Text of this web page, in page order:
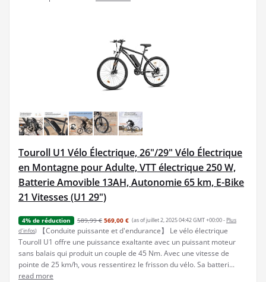
Touroll U1 Vélo Électrique, 26"/29" Vélo Électrique
en Montagne pour Adulte, VTT électrique 250 W,
Batterie Amovible 13AH, Autonomie 65 km, E-Bike
21 Vitesses (U1 29")
4% de réduction 589,99 € 569,00 € (as of juillet 2, 2025 04:42 GMT +00:00 - Plus
d’infos)
【Conduite puissante et d'endurance】 Le vélo électrique
Touroll U1 offre une puissance exaltante avec un puissant moteur
sans balais qui produit un couple de 45 Nm. Avec une vitesse de
pointe de 25 km/h, vous ressentirez le frisson du vélo. Sa batteri...
read more